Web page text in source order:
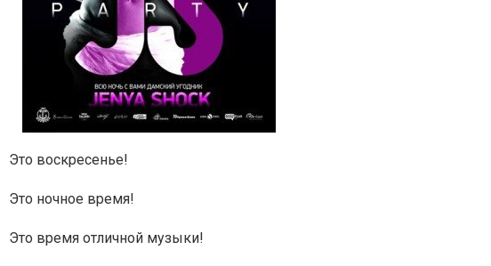
Это воскресенье!
Это ночное время!
Это время отличной музыки!